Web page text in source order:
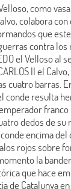
como
colabora
que
contra
el Velloso al
II el
cuatro barras.
conde resulta
franco
dedos de su
encima del
rojos sobre
la
que hace
de Catalunya